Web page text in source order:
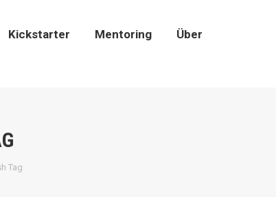
Kickstarter Mentoring Über
Tag